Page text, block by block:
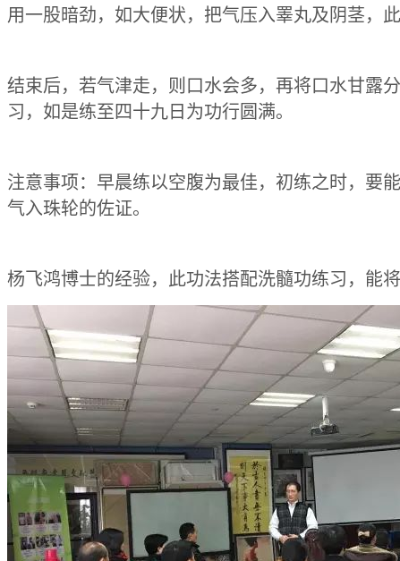
用一股暗劲，如大便状，把气压入睪丸及阴茎，
结束后，若气津走，则口水会多，再将口水甘露
习，如是练至四十九日为功行圆满。
注意事项：早晨练以空腹为最佳，初练之时，要
气入珠轮的佐证。
杨飞鸿博士的经验，此功法搭配洗髓功练习，能